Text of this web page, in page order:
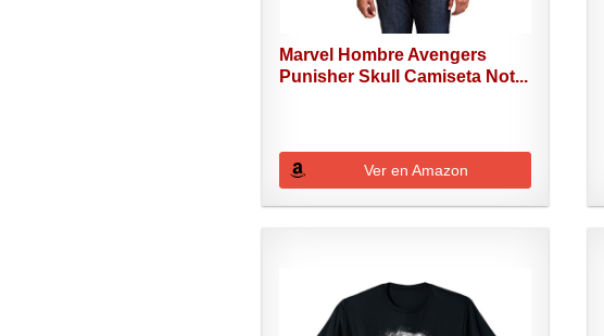
Marvel Hombre Avengers
Punisher Skull Camiseta Not...
Ver en Amazon